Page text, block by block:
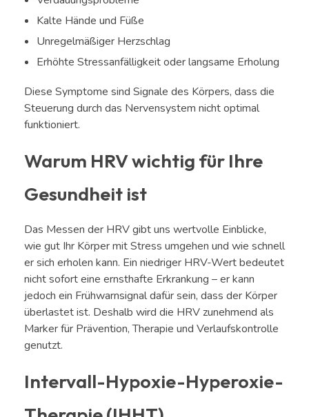
Kalte Hände und Füße
Unregelmäßiger Herzschlag
Erhöhte Stressanfälligkeit oder langsame Erholung
Diese Symptome sind Signale des Körpers, dass die
Steuerung durch das Nervensystem nicht optimal
funktioniert.
Warum HRV wichtig für Ihre
Gesundheit ist
Das Messen der HRV gibt uns wertvolle Einblicke,
wie gut Ihr Körper mit Stress umgehen und wie schnell
er sich erholen kann. Ein niedriger HRV-Wert bedeutet
nicht sofort eine ernsthafte Erkrankung – er kann
jedoch ein Frühwarnsignal dafür sein, dass der Körper
überlastet ist. Deshalb wird die HRV zunehmend als
Marker für Prävention, Therapie und Verlaufskontrolle
genutzt.
Intervall-Hypoxie-Hyperoxie-